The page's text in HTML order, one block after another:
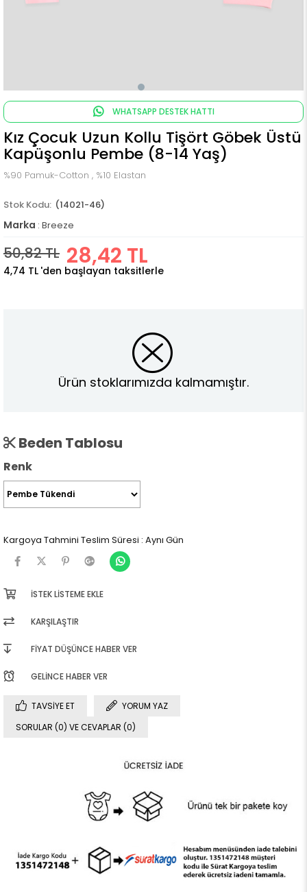
WHATSAPP DESTEK HATTI
Kız Çocuk Uzun Kollu Tişört Göbek Üstü
Kapüşonlu Pembe (8-14 Yaş)
%90 Pamuk-Cotton , %10 Elastan
(14021-46)
Marka : Breeze
50,82 TL 28,42 TL
4,74 TL 'den başlayan taksitlerle
Ürün stoklarımızda kalmamıştır.
Beden Tablosu
Renk
Kargoya Tahmini Teslim Süresi : Aynı Gün
İSTEK LISTEME EKLE
KARŞILAŞTIR
FIYAT DÜŞÜNCE HABER VER
GELINCE HABER VER
TAVSIYE ET
YORUM YAZ
SORULAR (0) VE CEVAPLAR (0)